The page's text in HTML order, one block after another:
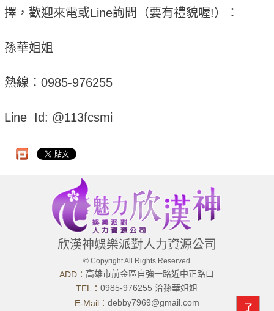
擇，歡迎來電或Line詢問（要有禮貌喔!）：
孫華姐姐
熱線：0985-976255
Line Id: @113fcsmi
了
欣漢神娛樂派對人力資源公司
© Copyright All Rights Reserved
ADD：高雄市前金區自強一路近中正路口
TEL：0985-976255 洽孫華姐姐
E-Mail： debby7969@gmail.com